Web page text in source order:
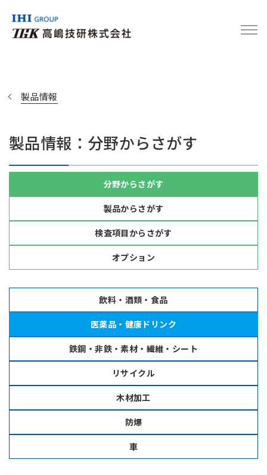
製品情報
製品情報：分野からさがす
分野からさがす
製品からさがす
検査項目からさがす
オプション
飲料・酒類・食品
医薬品・健康ドリンク
鉄鋼・非鉄・素材・繊維・シート
リサイクル
木材加工
防爆
車